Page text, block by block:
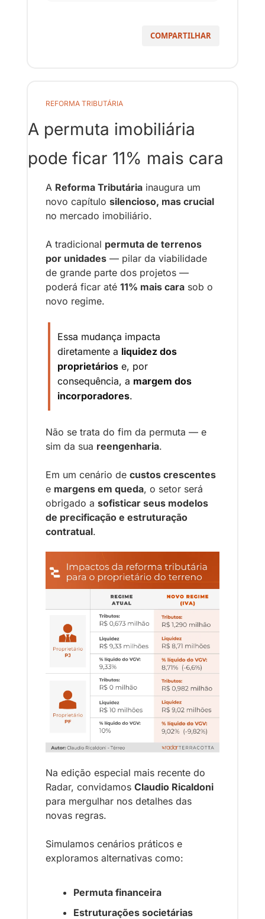
COMPARTILHAR
REFORMA TRIBUTÁRIA
A permuta imobiliária
pode ficar 11% mais cara
A Reforma Tributária inaugura um
novo capítulo silencioso, mas crucial
no mercado imobiliário.
A tradicional permuta de terrenos
por unidades — pilar da viabilidade
de grande parte dos projetos —
poderá ficar até 11% mais cara sob o
novo regime.
Essa mudança impacta
diretamente a liquidez dos
proprietários e, por
consequência, a margem dos
incorporadores.
Não se trata do fim da permuta — e
sim da sua reengenharia.
Em um cenário de custos crescentes
e margens em queda, o setor será
obrigado a sofisticar seus modelos
de precificação e estruturação
contratual.
Na edição especial mais recente do
Radar, convidamos Claudio Ricaldoni
para mergulhar nos detalhes das
novas regras.
Simulamos cenários práticos e
exploramos alternativas como:
Permuta financeira
Estruturações societárias